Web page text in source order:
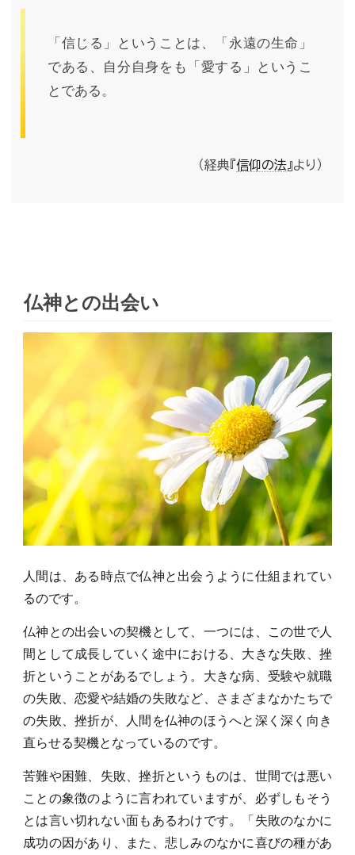
「信じる」ということは、「永遠の生命」
である、自分自身をも「愛する」というこ
とである。
（経典『信仰の法 』より）
仏神との出会い
人間は、ある時点で仏神と出会うように仕組まれてい
るのです。
仏神との出会いの契機として、一つには、この世で人
間として成長していく途中における、大きな失敗、挫
折ということがあるでしょう。大きな病、受験や就職
の失敗、恋愛や結婚の失敗など、さまざまなかたちで
の失敗、挫折が、人間を仏神のほうへと深く深く向き
直らせる契機となっているのです。
苦難や困難、失敗、挫折というものは、世間では悪い
ことの象徴のように言われていますが、必ずしもそう
とは言い切れない面もあるわけです。「失敗のなかに
成功の因があり、また、悲しみのなかに喜びの種があ